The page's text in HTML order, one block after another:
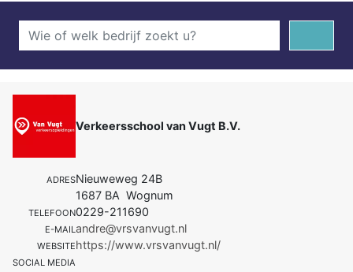
Verkeersschool van Vugt B.V.
ADRESNieuweweg 24B
1687 BA Wognum
TELEFOON0229-211690
E-MAILandre@vrsvanvugt.nl
WEBSITEhttps://www.vrsvanvugt.nl/
SOCIAL MEDIA